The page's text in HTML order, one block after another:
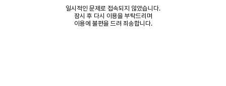
일시적인 문제로 접속되지 않았습니다.
잠시 후 다시 이용을 부탁드리며
이용에 불편을 드려 죄송합니다.